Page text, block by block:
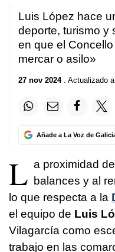
minute,
52
seconds
Luis López hace
deporte, turismo y
en que el
mercar o asilo»
27 nov 2024. Actualizado a
Añade a La Voz de
L a proximidad
balances y al
lo que respecta a la
el equipo de Luis
Vilagarcía como
trabajo en las